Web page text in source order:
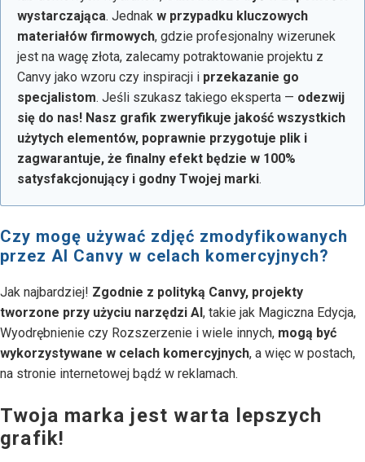
wystarczająca. Jednak w przypadku kluczowych
materiałów firmowych, gdzie profesjonalny wizerunek
jest na wagę złota, zalecamy potraktowanie projektu z
Canvy jako wzoru czy inspiracji i przekazanie go
specjalistom. Jeśli szukasz takiego eksperta — odezwij
się do nas! Nasz grafik zweryfikuje jakość wszystkich
użytych elementów, poprawnie przygotuje plik i
zagwarantuje, że finalny efekt będzie w 100%
satysfakcjonujący i godny Twojej marki.
Czy mogę używać zdjęć zmodyfikowanych
przez AI Canvy w celach komercyjnych?
Jak najbardziej! Zgodnie z polityką Canvy, projekty
tworzone przy użyciu narzędzi AI, takie jak Magiczna Edycja,
Wyodrębnienie czy Rozszerzenie i wiele innych, mogą być
wykorzystywane w celach komercyjnych, a więc w postach,
na stronie internetowej bądź w reklamach.
Twoja marka jest warta lepszych
grafik!